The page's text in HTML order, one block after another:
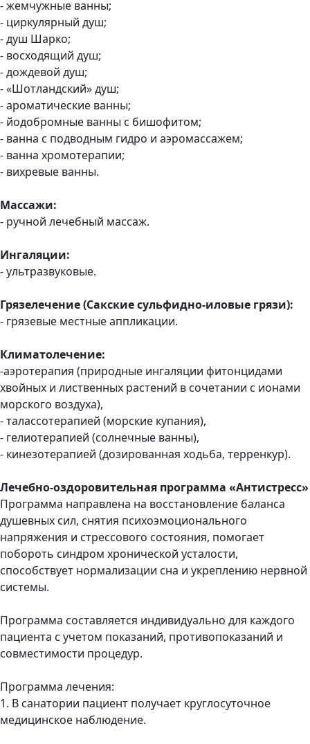
- жемчужные ванны;
- циркулярный душ;
- душ Шарко;
- восходящий душ;
- дождевой душ;
- «Шотландский» душ;
- ароматические ванны;
- йодобромные ванны с бишофитом;
- ванна с подводным гидро и аэромассажем;
- ванна хромотерапии;
- вихревые ванны.
Массажи:
- ручной лечебный массаж.
Ингаляции:
- ультразвуковые.
Грязелечение (Сакские сульфидно-иловые грязи):
- грязевые местные аппликации.
Климатолечение:
-аэротерапия (природные ингаляции фитонцидами
хвойных и лиственных растений в сочетании с ионами
морского воздуха),
- талассотерапией (морские купания),
- гелиотерапией (солнечные ванны),
- кинезотерапией (дозированная ходьба, терренкур).
Лечебно-оздоровительная программа «Антистресс»
Программа направлена на восстановление баланса
душевных сил, снятия психоэмоционального
напряжения и стрессового состояния, помогает
побороть синдром хронической усталости,
способствует нормализации сна и укреплению нервной
системы.
Программа составляется индивидуально для каждого
пациента с учетом показаний, противопоказаний и
совместимости процедур.
Программа лечения:
1. В санатории пациент получает круглосуточное
медицинское наблюдение.